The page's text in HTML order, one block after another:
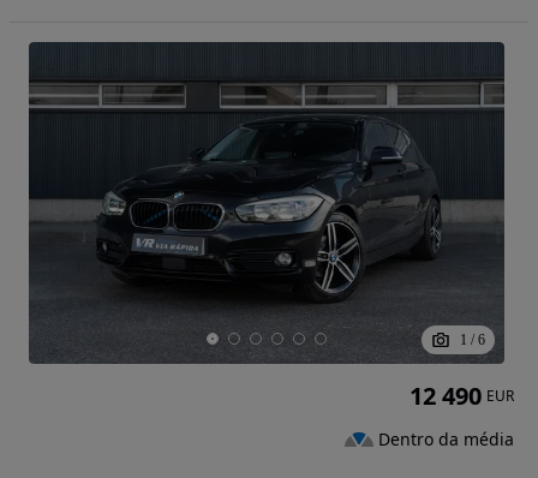
1 / 6
12 490 EUR
Dentro da média